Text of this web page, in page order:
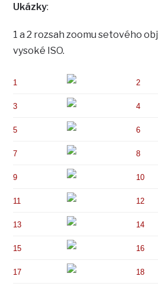
Ukázky:
1 a 2 rozsah zoomu setového
vysoké ISO.
1 2
3 4
5 6
7 8
9 10
11 12
13 14
15 16
17 18